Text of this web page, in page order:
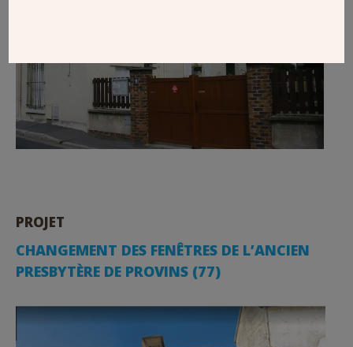
PROJET
CHANGEMENT DES FENÊTRES DE L’ANCIEN
PRESBYTÈRE DE PROVINS (77)